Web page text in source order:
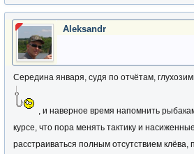
Aleksandr
Середина января, судя по отчётам,
, и наверное время напомнить
курсе, что пора менять тактику и
расстраиваться полным отсутствием клёва,